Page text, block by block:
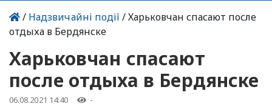
/ Надзвичайні події / Харьковчан спасают после
отдыха в Бердянске
Харьковчан спасают
после отдыха в Бердянске
06.08.2021 14:40 -